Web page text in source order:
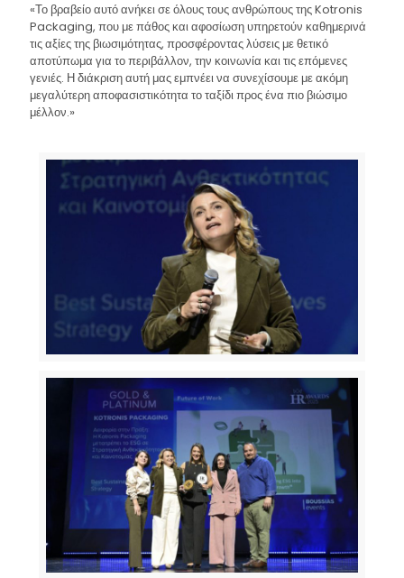
«Το βραβείο αυτό ανήκει σε όλους τους ανθρώπους της Kotronis
Packaging, που με πάθος και αφοσίωση υπηρετούν καθημερινά
τις αξίες της βιωσιμότητας, προσφέροντας λύσεις με θετικό
αποτύπωμα για το περιβάλλον, την κοινωνία και τις επόμενες
γενιές. Η διάκριση αυτή μας εμπνέει να συνεχίσουμε με ακόμη
μεγαλύτερη αποφασιστικότητα το ταξίδι προς ένα πιο βιώσιμο
μέλλον.»